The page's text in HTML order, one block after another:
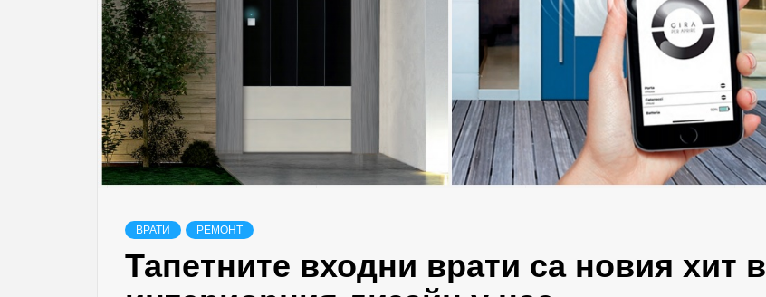
ВРАТИ РЕМОНТ
Тапетните входни врати са новия хит в